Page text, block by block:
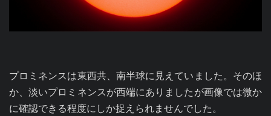
プロミネンスは東西共、南半球に見えていました。そのほ
か、淡いプロミネンスが西端にありましたが画像では微か
に確認できる程度にしか捉えられませんでした。